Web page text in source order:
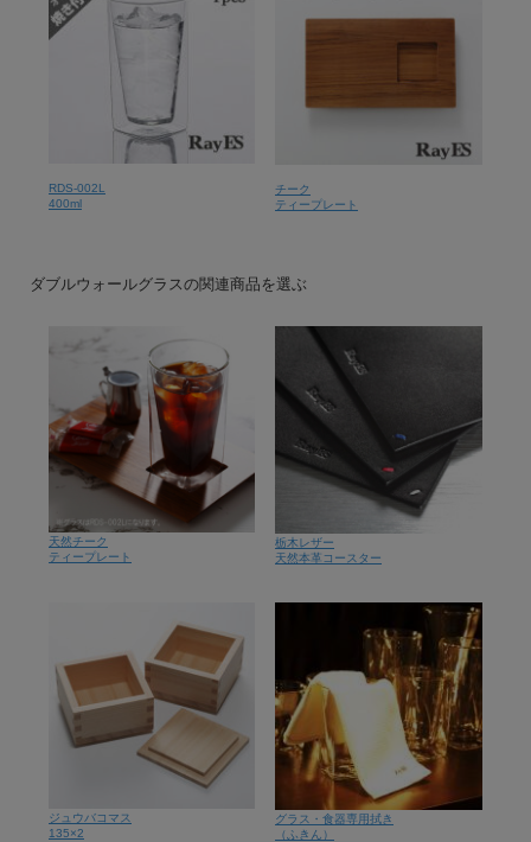
RDS-002L
400ml
チーク
ティープレート
ダブルウォールグラスの関連商品を選ぶ
天然チーク
ティープレート
栃木レザー
天然本革コースター
ジュウバコマス
135×2
グラス・食器専用拭き
（ふきん）